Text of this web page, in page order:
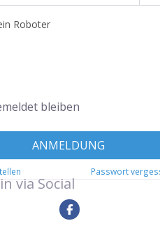
Roboter
bleiben
ANMELDUNG
Passwort
via Social